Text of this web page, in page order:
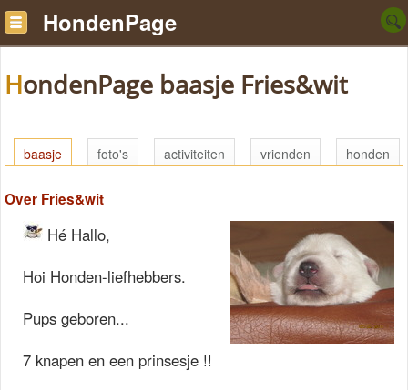
HondenPage
HondenPage baasje Fries&wit
baasje foto's activiteiten vrienden honden
Over Fries&wit
Hé Hallo,
Hoi Honden-liefhebbers.
Pups geboren...
7 knapen en een prinsesje !!